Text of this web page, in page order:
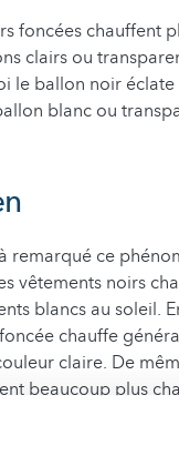
foncées chauffent
clairs ou
le ballon noir
blanc ou
remarqué ce
vêtements noirs
blancs au soleil.
chauffe
claire. De
beaucoup plus
par temps
souvent